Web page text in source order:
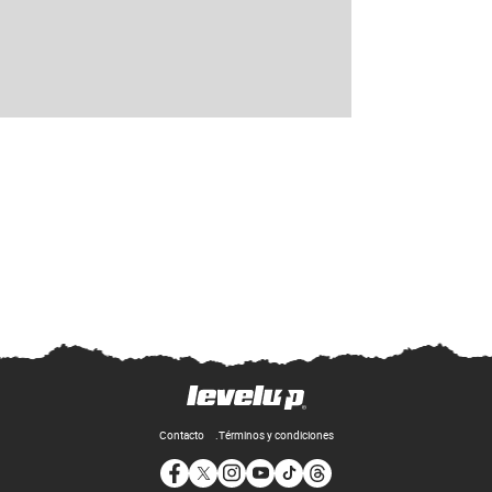
Contacto Términos y condiciones
Opens in new window
Opens in new window
Opens in new window
Opens in new window
Opens in new window
Opens in new window